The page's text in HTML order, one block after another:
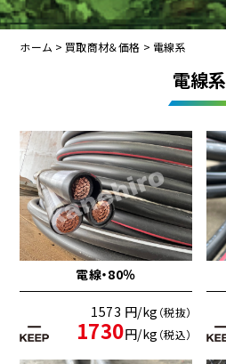
ホーム > 買取商材＆価格 > 電線系
電線系
電線・80％
1573 円/kg （税抜）
1730円/kg （税込）